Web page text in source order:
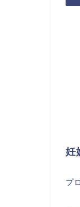
妊
プ